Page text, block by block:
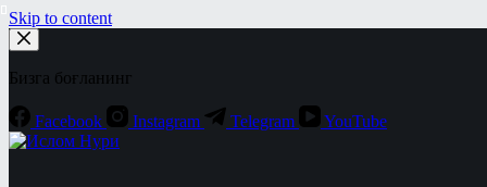
Skip to content
Бизга боғланинг
Facebook Instagram Telegram YouTube